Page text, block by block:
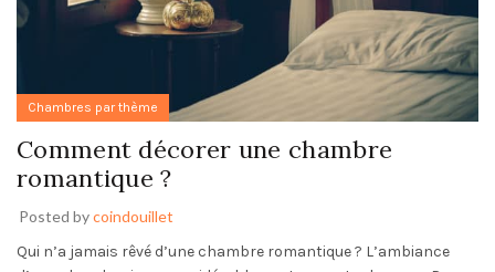
Chambres par thème
Comment décorer une chambre
romantique ?
Posted bycoindouillet
Qui n’a jamais rêvé d’une chambre romantique ? L’ambiance